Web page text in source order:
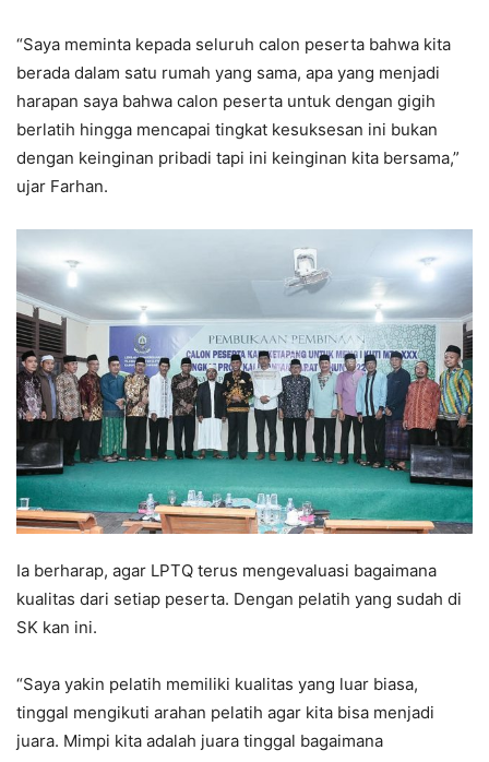
“Saya meminta kepada seluruh calon peserta bahwa kita
berada dalam satu rumah yang sama, apa yang menjadi
harapan saya bahwa calon peserta untuk dengan gigih
berlatih hingga mencapai tingkat kesuksesan ini bukan
dengan keinginan pribadi tapi ini keinginan kita bersama,”
ujar Farhan.
Ia berharap, agar LPTQ terus mengevaluasi bagaimana
kualitas dari setiap peserta. Dengan pelatih yang sudah di
SK kan ini.
“Saya yakin pelatih memiliki kualitas yang luar biasa,
tinggal mengikuti arahan pelatih agar kita bisa menjadi
juara. Mimpi kita adalah juara tinggal bagaimana